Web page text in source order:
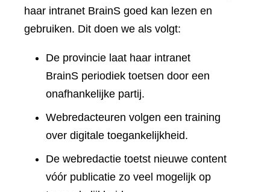
haar intranet BrainS goed kan lezen en
gebruiken. Dit doen we als volgt:
De provincie laat haar intranet
BrainS periodiek toetsen door een
onafhankelijke partij.
Webredacteuren volgen een training
over digitale toegankelijkheid.
De webredactie toetst nieuwe content
vóór publicatie zo veel mogelijk op